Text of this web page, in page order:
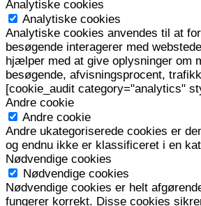
Analytiske cookies
Analytiske cookies
Analytiske cookies anvendes til at
besøgende interagerer med
hjælper med at give oplysninger om
besøgende, afvisningsprocent,
[cookie_audit category="analytics"
Andre cookie
Andre cookie
Andre ukategoriserede cookies er
og endnu ikke er klassificeret i en
Nødvendige cookies
Nødvendige cookies
Nødvendige cookies er helt
fungerer korrekt. Disse cookies